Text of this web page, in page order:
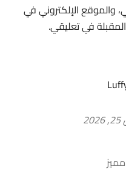
والموقع الإلكتروني في
في تعليقي.